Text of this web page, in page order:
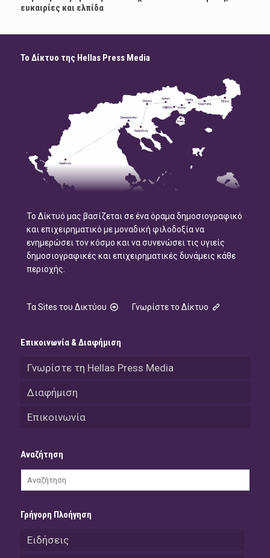
ευκαιρίες και ελπίδα
Το Δίκτυο της Hellas Press Media
Το Δίκτυό μας βασίζεται σε ένα όραμα δημοσιογραφικό
και επιχειρηματικό με μοναδική φιλοδοξία να
ενημερώσει τον κόσμο και να συνενώσει τις υγιείς
δημοσιογραφικές και επιχειρηματικές δυνάμεις κάθε
περιοχής.
Τα Sites του Δικτύου Γνωρίστε το Δίκτυο
Επικοινωνία & Διαφήμιση
Γνωρίστε τη Hellas Press Media
Διαφήμιση
Επικοινωνία
Αναζήτηση
Γρήγορη Πλοήγηση
Ειδήσεις